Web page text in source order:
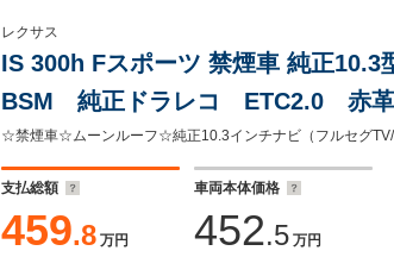
レクサス
IS 300h Fスポーツ 禁煙車 純正
BSM 純正ドラレコ ETC2.0 赤
グヒーター レクサスセーフティ
インチAW
支払総額
459.8 万円
車両本体価格
452.5 万円